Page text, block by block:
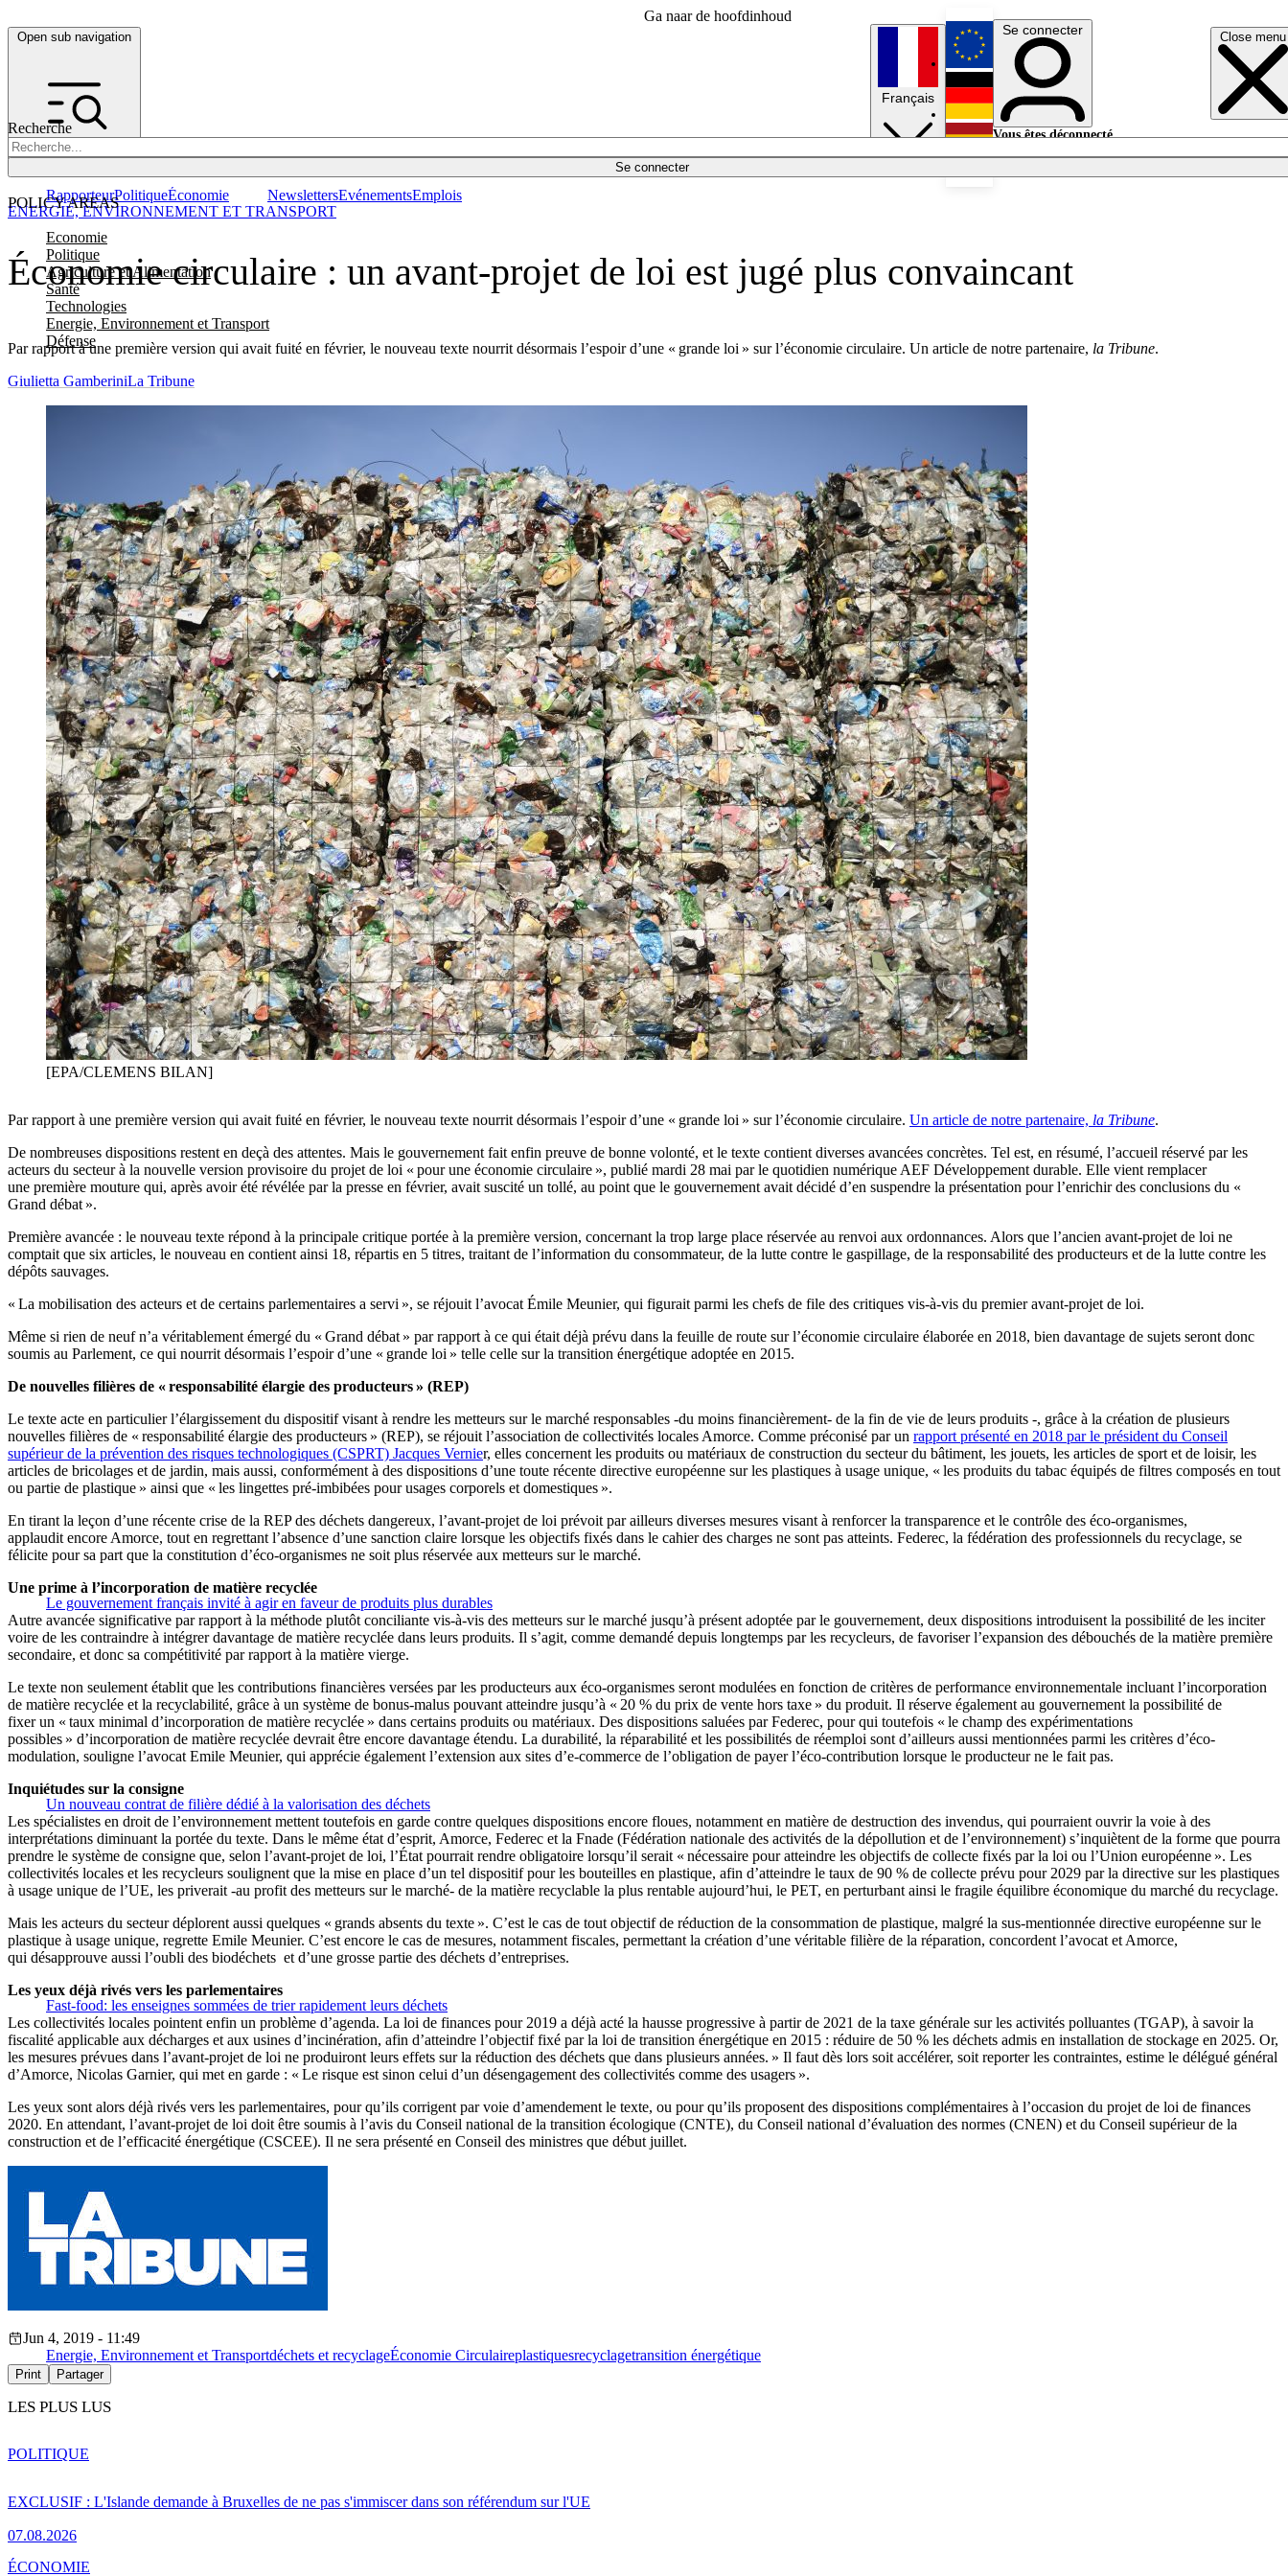
Ga naar de hoofdinhoud
Open sub navigation Close menu
Recherche
Se connecter
POLICY AREAS
Economie
Politique
Agriculture et Alimentation
Santé
Technologies
Energie, Environnement et Transport
Défense
RapporteurPolitiqueÉconomie NewslettersEvénementsEmplois
Français
English
Deutsch
Se connecter
Vous êtes déconnecté.
Économie circulaire : un avant-projet de loi est jugé plus convaincant
Par rapport à une première version qui avait fuité en février, le nouveau texte nourrit désormais l’espoir d’une « grande loi » sur l’économie circulaire. Un article de notre partenaire, la Tribune.
ENERGIE, ENVIRONNEMENT ET TRANSPORT
Giulietta GamberiniLa Tribune
[EPA/CLEMENS BILAN]
Par rapport à une première version qui avait fuité en février, le nouveau texte nourrit désormais l’espoir d’une « grande loi » sur l’économie circulaire. Un article de notre partenaire, la Tribune.
De nombreuses dispositions restent en deçà des attentes. Mais le gouvernement fait enfin preuve de bonne volonté, et le texte contient diverses avancées concrètes. Tel est, en résumé, l’accueil réservé par les
acteurs du secteur à la nouvelle version provisoire du projet de loi « pour une économie circulaire », publié mardi 28 mai par le quotidien numérique AEF Développement durable. Elle vient remplacer
une première mouture qui, après avoir été révélée par la presse en février, avait suscité un tollé, au point que le gouvernement avait décidé d’en suspendre la présentation pour l’enrichir des conclusions du «
Grand débat ».
Première avancée : le nouveau texte répond à la principale critique portée à la première version, concernant la trop large place réservée au renvoi aux ordonnances. Alors que l’ancien avant-projet de loi ne
comptait que six articles, le nouveau en contient ainsi 18, répartis en 5 titres, traitant de l’information du consommateur, de la lutte contre le gaspillage, de la responsabilité des producteurs et de la lutte contre les
dépôts sauvages.
« La mobilisation des acteurs et de certains parlementaires a servi », se réjouit l’avocat Émile Meunier, qui figurait parmi les chefs de file des critiques vis-à-vis du premier avant-projet de loi.
Même si rien de neuf n’a véritablement émergé du « Grand débat » par rapport à ce qui était déjà prévu dans la feuille de route sur l’économie circulaire élaborée en 2018, bien davantage de sujets seront donc
soumis au Parlement, ce qui nourrit désormais l’espoir d’une « grande loi » telle celle sur la transition énergétique adoptée en 2015.
De nouvelles filières de « responsabilité élargie des producteurs » (REP)
Le texte acte en particulier l’élargissement du dispositif visant à rendre les metteurs sur le marché responsables -du moins financièrement- de la fin de vie de leurs produits -, grâce à la création de plusieurs
nouvelles filières de « responsabilité élargie des producteurs » (REP), se réjouit l’association de collectivités locales Amorce. Comme préconisé par un rapport présenté en 2018 par le président du Conseil
supérieur de la prévention des risques technologiques (CSPRT) Jacques Vernier, elles concernent les produits ou matériaux de construction du secteur du bâtiment, les jouets, les articles de sport et de loisir, les
articles de bricolages et de jardin, mais aussi, conformément à des dispositions d’une toute récente directive européenne sur les plastiques à usage unique, « les produits du tabac équipés de filtres composés en tout
ou partie de plastique » ainsi que « les lingettes pré-imbibées pour usages corporels et domestiques ».
En tirant la leçon d’une récente crise de la REP des déchets dangereux, l’avant-projet de loi prévoit par ailleurs diverses mesures visant à renforcer la transparence et le contrôle des éco-organismes,
applaudit encore Amorce, tout en regrettant l’absence d’une sanction claire lorsque les objectifs fixés dans le cahier des charges ne sont pas atteints. Federec, la fédération des professionnels du recyclage, se
félicite pour sa part que la constitution d’éco-organismes ne soit plus réservée aux metteurs sur le marché.
Le gouvernement français invité à agir en faveur de produits plus durables
Une prime à l’incorporation de matière recyclée
Autre avancée significative par rapport à la méthode plutôt conciliante vis-à-vis des metteurs sur le marché jusqu’à présent adoptée par le gouvernement, deux dispositions introduisent la possibilité de les inciter
voire de les contraindre à intégrer davantage de matière recyclée dans leurs produits. Il s’agit, comme demandé depuis longtemps par les recycleurs, de favoriser l’expansion des débouchés de la matière première
secondaire, et donc sa compétitivité par rapport à la matière vierge.
Le texte non seulement établit que les contributions financières versées par les producteurs aux éco-organismes seront modulées en fonction de critères de performance environnementale incluant l’incorporation
de matière recyclée et la recyclabilité, grâce à un système de bonus-malus pouvant atteindre jusqu’à « 20 % du prix de vente hors taxe » du produit. Il réserve également au gouvernement la possibilité de
fixer un « taux minimal d’incorporation de matière recyclée » dans certains produits ou matériaux. Des dispositions saluées par Federec, pour qui toutefois « le champ des expérimentations
possibles » d’incorporation de matière recyclée devrait être encore davantage étendu. La durabilité, la réparabilité et les possibilités de réemploi sont d’ailleurs aussi mentionnées parmi les critères d’éco-
modulation, souligne l’avocat Emile Meunier, qui apprécie également l’extension aux sites d’e-commerce de l’obligation de payer l’éco-contribution lorsque le producteur ne le fait pas.
Un nouveau contrat de filière dédié à la valorisation des déchets
Inquiétudes sur la consigne
Les spécialistes en droit de l’environnement mettent toutefois en garde contre quelques dispositions encore floues, notamment en matière de destruction des invendus, qui pourraient ouvrir la voie à des
interprétations diminuant la portée du texte. Dans le même état d’esprit, Amorce, Federec et la Fnade (Fédération nationale des activités de la dépollution et de l’environnement) s’inquiètent de la forme que pourra
prendre le système de consigne que, selon l’avant-projet de loi, l’État pourrait rendre obligatoire lorsqu’il serait « nécessaire pour atteindre les objectifs de collecte fixés par la loi ou l’Union européenne ». Les
collectivités locales et les recycleurs soulignent que la mise en place d’un tel dispositif pour les bouteilles en plastique, afin d’atteindre le taux de 90 % de collecte prévu pour 2029 par la directive sur les plastiques
à usage unique de l’UE, les priverait -au profit des metteurs sur le marché- de la matière recyclable la plus rentable aujourd’hui, le PET, en perturbant ainsi le fragile équilibre économique du marché du recyclage.
Mais les acteurs du secteur déplorent aussi quelques « grands absents du texte ». C’est le cas de tout objectif de réduction de la consommation de plastique, malgré la sus-mentionnée directive européenne sur le
plastique à usage unique, regrette Emile Meunier. C’est encore le cas de mesures, notamment fiscales, permettant la création d’une véritable filière de la réparation, concordent l’avocat et Amorce,
qui désapprouve aussi l’oubli des biodéchets et d’une grosse partie des déchets d’entreprises.
Fast-food: les enseignes sommées de trier rapidement leurs déchets
Les yeux déjà rivés vers les parlementaires
Les collectivités locales pointent enfin un problème d’agenda. La loi de finances pour 2019 a déjà acté la hausse progressive à partir de 2021 de la taxe générale sur les activités polluantes (TGAP), à savoir la
fiscalité applicable aux décharges et aux usines d’incinération, afin d’atteindre l’objectif fixé par la loi de transition énergétique en 2015 : réduire de 50 % les déchets admis en installation de stockage en 2025. Or,
les mesures prévues dans l’avant-projet de loi ne produiront leurs effets sur la réduction des déchets que dans plusieurs années. » Il faut dès lors soit accélérer, soit reporter les contraintes, estime le délégué général
d’Amorce, Nicolas Garnier, qui met en garde : « Le risque est sinon celui d’un désengagement des collectivités comme des usagers ».
Les yeux sont alors déjà rivés vers les parlementaires, pour qu’ils corrigent par voie d’amendement le texte, ou pour qu’ils proposent des dispositions complémentaires à l’occasion du projet de loi de finances
2020. En attendant, l’avant-projet de loi doit être soumis à l’avis du Conseil national de la transition écologique (CNTE), du Conseil national d’évaluation des normes (CNEN) et du Conseil supérieur de la
construction et de l’efficacité énergétique (CSCEE). Il ne sera présenté en Conseil des ministres que début juillet.
Jun 4, 2019 - 11:49
Energie, Environnement et Transportdéchets et recyclageÉconomie Circulaireplastiquesrecyclagetransition énergétique
Print Partager
LES PLUS LUS
EXCLUSIF : L'Islande demande à Bruxelles de ne pas s'immiscer dans son référendum sur l'UE
07.08.2026
POLITIQUE
ÉCONOMIE